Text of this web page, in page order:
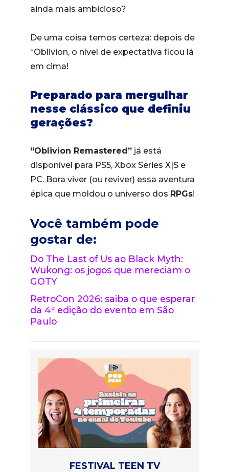
ainda mais ambicioso?
De uma coisa temos certeza: depois de
“Oblivion, o nível de expectativa ficou lá
em cima!
Preparado para mergulhar
nesse clássico que definiu
gerações?
“Oblivion Remastered” já está
disponível para PS5, Xbox Series X|S e
PC. Bora viver (ou reviver) essa aventura
épica que moldou o universo dos RPGs!
Você também pode
gostar de:
Do The Last of Us ao Black Myth:
Wukong: os jogos que mereciam o
GOTY
RetroCon 2026: saiba o que esperar
da 4ª edição do evento em São
Paulo
FESTIVAL TEEN TV